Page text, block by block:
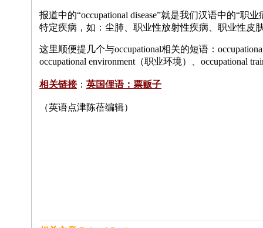
报道中的“occupational disease”就是我们汉语中的“职
特定疾病，如：尘肺、职业性放射性疾病、职业性皮
这里顺便提几个与occupational相关的短语：
occupational environment（职业环境）、occupational
相关链接： 英国俚语：票贩子
（英语点津陈蓓编辑）